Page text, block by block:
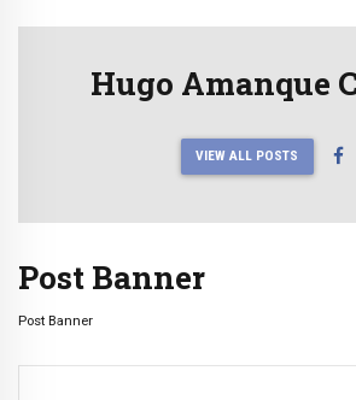
Hugo Amanque
VIEW ALL POSTS
Post Banner
Post Banner